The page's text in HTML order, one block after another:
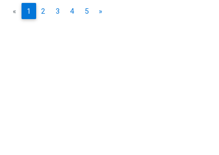
« 1 2 3 4 5 »